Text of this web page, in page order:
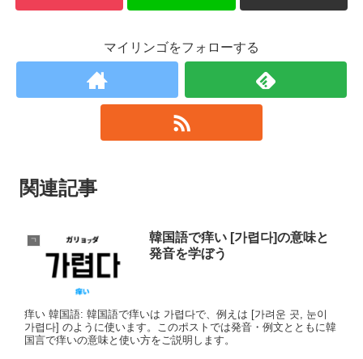
マイリンゴをフォローする
関連記事
ㄱ
韓国語で痒い [가렵다]の意味と
発音を学ぼう
痒い 韓国語: 韓国語で痒いは 가렵다で、例えは [가려운 곳, 눈이
가렵다] のように使います。このポストでは発音・例文とともに韓
国言で痒いの意味と使い方をご説明します。